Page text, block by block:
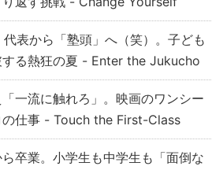
代表から「塾頭」へ（笑）。子ども
する熱狂の夏 - Enter the Jukucho
一流に触れろ」。映画のワンシー
の仕事 - Touch the First-Class
卒業。小学生も中学生も「面倒な